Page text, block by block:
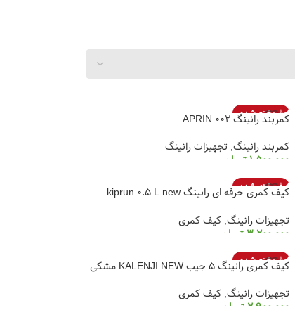
فروخته شده
کمربند رانینگ APRIN 002
کمربند رانینگ, تجهیزات رانینگ
1,500,000 تومان
انتخاب گزینه ها
فروخته شده کیف کمری حرفه ای رانینگ kiprun 0.5 L new
تجهیزات رانینگ,کیف کمری
3,200,000 تومان
انتخاب گزینه ها
فروخته شده
کیف کمری رانینگ 5 جیب KALENJI NEW مشکی
تجهیزات رانینگ,کیف کمری
2,900,000 تومان